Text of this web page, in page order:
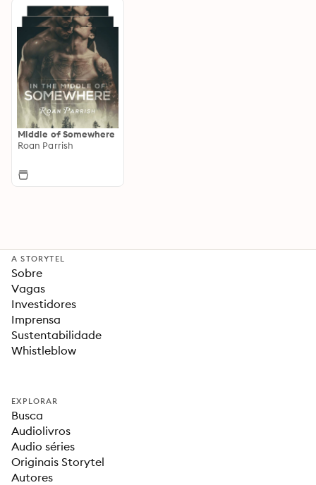
Middle of Somewhere
Roan Parrish
A STORYTEL
Sobre
Vagas
Investidores
Imprensa
Sustentabilidade
Whistleblow
EXPLORAR
Busca
Audiolivros
Audio séries
Originais Storytel
Autores